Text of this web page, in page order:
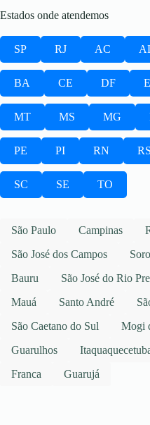
Estados onde atendemos
SP RJ AC
BA CE DF
MT MS MG
PE PI RN RS
SC SE TO
São Paulo Campinas
São José dos Campos
Bauru
São José do Rio
Mauá
Santo André
São Caetano do Sul
Mogi
Guarulhos
Franca
Guarujá